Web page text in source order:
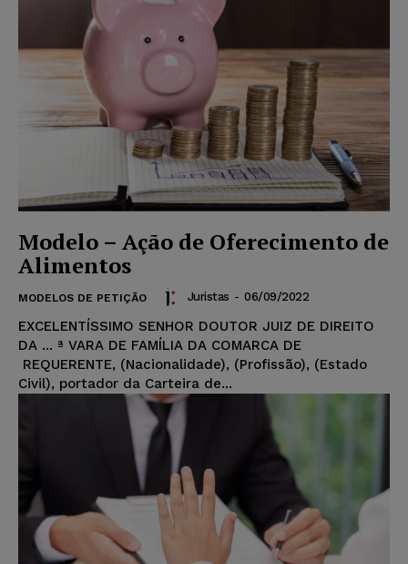
Modelo – Ação de Oferecimento de
Alimentos
MODELOS DE PETIÇÃO Juristas - 06/09/2022
EXCELENTÍSSIMO SENHOR DOUTOR JUIZ DE DIREITO
DA ... ª VARA DE FAMÍLIA DA COMARCA DE
REQUERENTE, (Nacionalidade), (Profissão), (Estado
Civil), portador da Carteira de...